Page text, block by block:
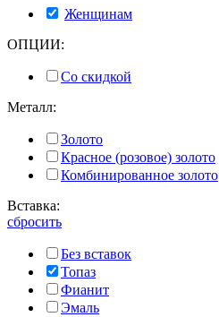
Женщинам
ОПЦИИ:
Со скидкой
Металл:
Золото
Красное (розовое) золото
Комбинированное золото
Вставка:
сбросить
Без вставок
Топаз
Фианит
Эмаль